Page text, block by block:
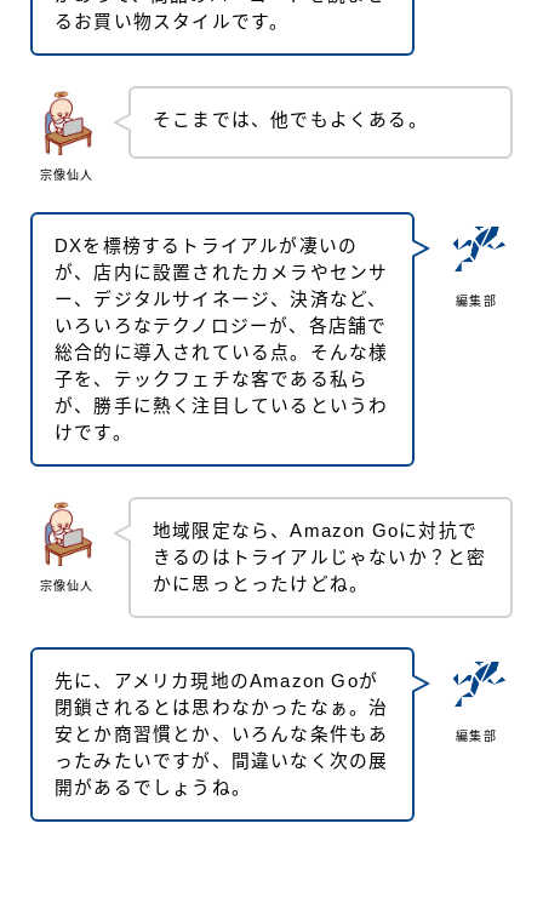
るお買い物スタイルです。
宗像仙人
そこまでは、他でもよくある。
編集部
DXを標榜するトライアルが凄いの
が、店内に設置されたカメラやセンサ
ー、デジタルサイネージ、決済など、
いろいろなテクノロジーが、各店舗で
総合的に導入されている点。そんな様
子を、テックフェチな客である私ら
が、勝手に熱く注目しているというわ
けです。
宗像仙人
地域限定なら、Amazon Goに対抗で
きるのはトライアルじゃないか？と密
かに思っとったけどね。
編集部
先に、アメリカ現地のAmazon Goが
閉鎖されるとは思わなかったなぁ。治
安とか商習慣とか、いろんな条件もあ
ったみたいですが、間違いなく次の展
開があるでしょうね。